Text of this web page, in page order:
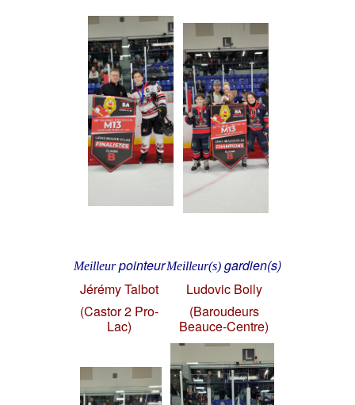
MeilleurpointeurMeilleur(s) gardien(s)
Jérémy Talbot
(Castor 2 Pro-
Lac)
Ludovic Boily
(Baroudeurs
Beauce-Centre)